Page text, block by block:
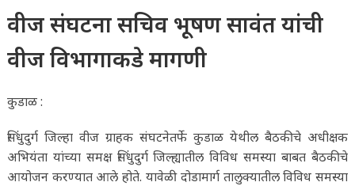
वीज संघटना सचिव भूषण सावंत यांची
वीज विभागाकडे मागणी
कुडाळ :
सिंधुदुर्ग जिल्हा वीज ग्राहक संघटनेतर्फे कुडाळ येथील बैठकीचे अधीक्षक
अभियंता यांच्या समक्ष सिंधुदुर्ग जिल्ह्यातील विविध समस्या बाबत बैठकीचे
आयोजन करण्यात आले होते. यावेळी दोडामार्ग तालुक्यातील विविध समस्या